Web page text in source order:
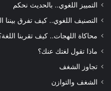
التمييز اللغوي.. بالحديث نحكم
التصنيف اللغوي.. كيف تفرق بيننا
محاكاة اللهجات.. كيف تقربنا
ماذا تقول لغتك عنك؟
تجاوز الشغف
الشغف والتوازن